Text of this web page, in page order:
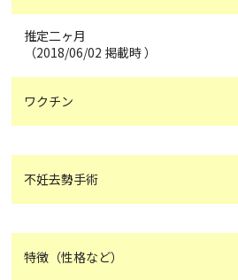
推定二ヶ月
（2018/06/02 掲載時 ）
ワクチン
不妊去勢手術
特徴（性格など）